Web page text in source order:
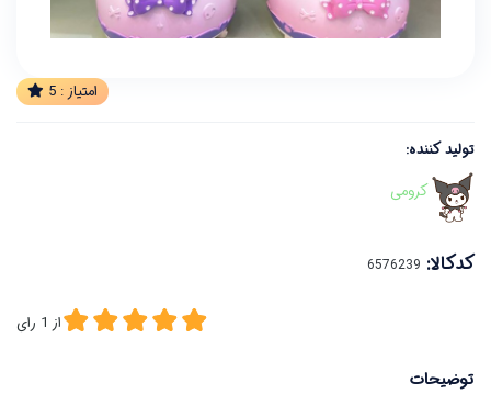
امتیاز : 5
تولید کننده:
کرومی
کدکالا:
از 1 رای
توضیحات